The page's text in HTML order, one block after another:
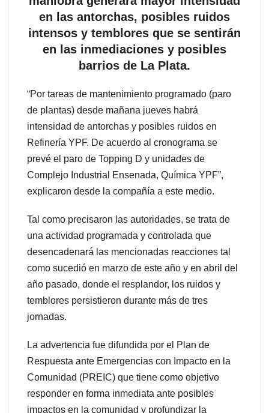
en las antorchas, posibles ruidos
intensos y temblores que se sentirán
en las inmediaciones y posibles
barrios de La Plata.
“Por tareas de mantenimiento programado (paro
de plantas) desde mañana jueves habrá
intensidad de antorchas y posibles ruidos en
Refinería YPF. De acuerdo al cronograma se
prevé el paro de Topping D y unidades de
Complejo Industrial Ensenada, Química YPF”,
explicaron desde la compañía a este medio.
Tal como precisaron las autoridades, se trata de
una actividad programada y controlada que
desencadenará las mencionadas reacciones tal
como sucedió en marzo de este año y en abril del
año pasado, donde el resplandor, los ruidos y
temblores persistieron durante más de tres
jornadas.
La advertencia fue difundida por el Plan de
Respuesta ante Emergencias con Impacto en la
Comunidad (PREIC) que tiene como objetivo
responder en forma inmediata ante posibles
impactos en la comunidad y profundizar la